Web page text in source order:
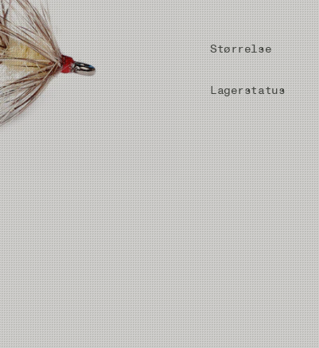
Størrelse
Lagerstatus